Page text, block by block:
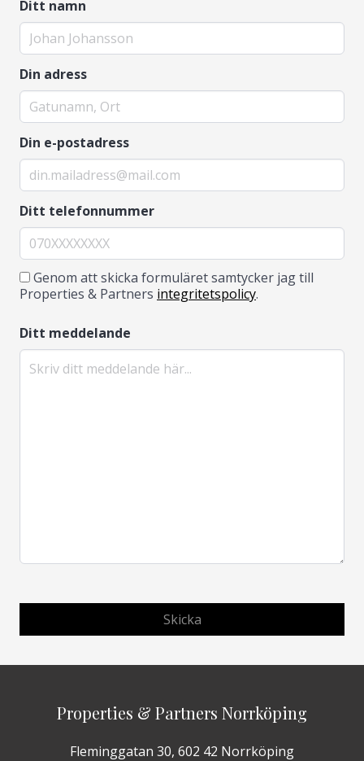
Ditt namn
Din adress
Din e-postadress
Ditt telefonnummer
Genom att skicka formuläret samtycker jag till
Properties & Partners integritetspolicy.
Ditt meddelande
Properties & Partners Norrköping
Fleminggatan 30, 602 42 Norrköping